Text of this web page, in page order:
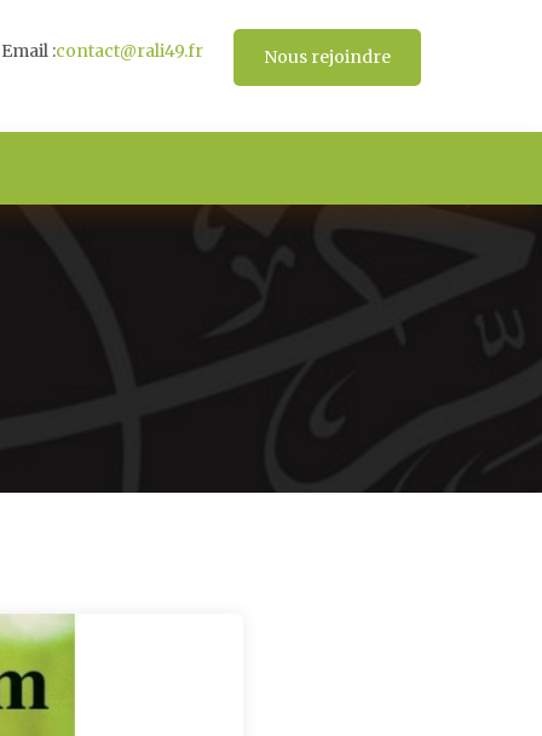
Email :contact@rali49.fr Nous rejoindre